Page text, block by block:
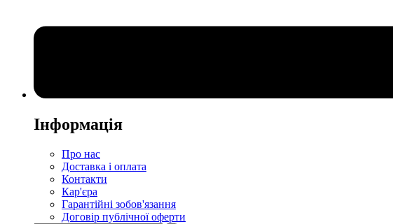
Інформація
Про нас
Доставка і оплата
Контакти
Кар'єра
Гарантійні зобов'язання
Договір публічної оферти